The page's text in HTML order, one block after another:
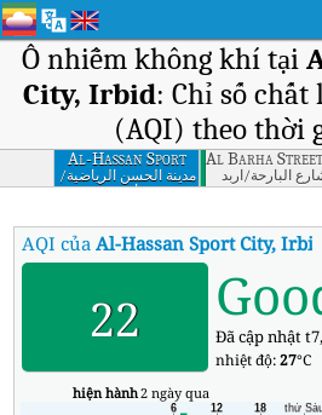
Ô nhiễm không khí tại
City, Irbid: Chỉ số
(AQI) theo thời
Al-Hassan Sport
City, Irbid
ﻣﺪﯾﻨﺔ اﻟﺤﺴﻦ اﻟﺮﯾﺎﺿﯿﺔ/
ارﺑﺪ
Al Barha
اﻟﺒﺎرﺣﺔ/ارﺑﺪ
AQI củaAl-Hassan Sport City, Irbid
22 Đã cập nhật
nhiệt độ:27°C
hiện hành2 ngày qua